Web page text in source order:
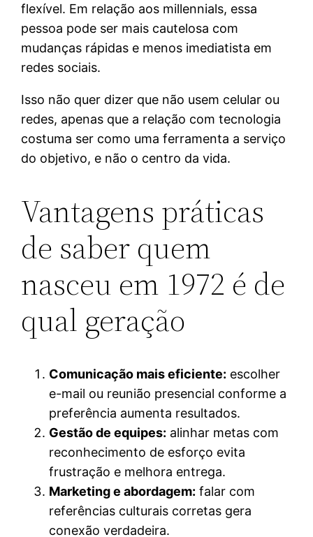
flexível. Em relação aos millennials, essa
pessoa pode ser mais cautelosa com
mudanças rápidas e menos imediatista em
redes sociais.
Isso não quer dizer que não usem celular ou
redes, apenas que a relação com tecnologia
costuma ser como uma ferramenta a serviço
do objetivo, e não o centro da vida.
Vantagens práticas
de saber quem
nasceu em 1972 é de
qual geração
Comunicação mais eficiente: escolher
e-mail ou reunião presencial conforme a
preferência aumenta resultados.
Gestão de equipes: alinhar metas com
reconhecimento de esforço evita
frustração e melhora entrega.
Marketing e abordagem: falar com
referências culturais corretas gera
conexão verdadeira.